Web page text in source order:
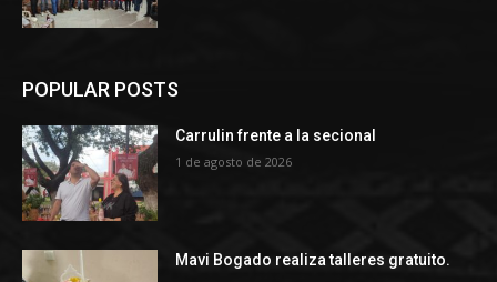
POPULAR POSTS
Carrulin frente a la secional
1 de agosto de 2026
Mavi Bogado realiza talleres gratuito.